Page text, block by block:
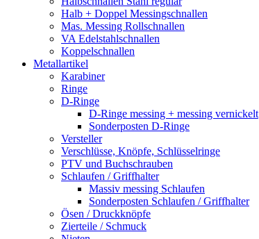
Halb + Doppel Messingschnallen
Mas. Messing Rollschnallen
VA Edelstahlschnallen
Koppelschnallen
Metallartikel
Karabiner
Ringe
D-Ringe
D-Ringe messing + messing vernickelt
Sonderposten D-Ringe
Versteller
Verschlüsse, Knöpfe, Schlüsselringe
PTV und Buchschrauben
Schlaufen / Griffhalter
Massiv messing Schlaufen
Sonderposten Schlaufen / Griffhalter
Ösen / Druckknöpfe
Zierteile / Schmuck